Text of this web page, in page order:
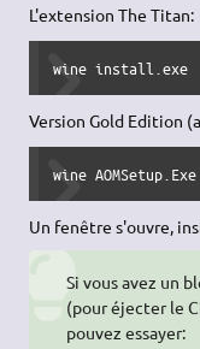
L'extension The Titan:
wine install.exe
Version Gold Edition
wine AOMSetup.Exe
Un fenêtre s'ouvre,
Si vous avez un
(pour éjecter le
pouvez essayer: